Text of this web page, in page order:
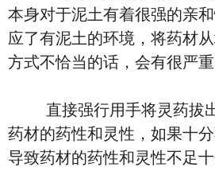
本身对于泥土有着很强的亲
应了有泥土的环境，将药材
方式不恰当的话，会有很严重
直接强行用手将灵药拔出
药材的药性和灵性，如果十
导致药材的药性和灵性不足